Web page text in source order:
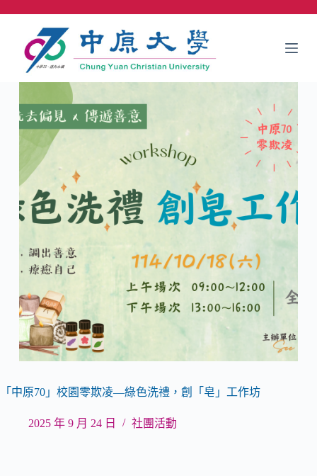
跳
主
內
容
「中原70」校園零欺凌—綠色洗禮，創「皂」工作坊
2025 年 9 月 24 日 社團活動